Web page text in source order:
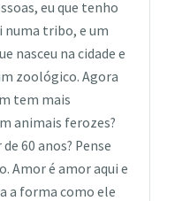
eu que tenho
numa tribo, e um
nasceu na cidade e
zoológico. Agora
tem mais
animais ferozes?
60 anos? Pense
Amor é amor aqui e
a forma como ele